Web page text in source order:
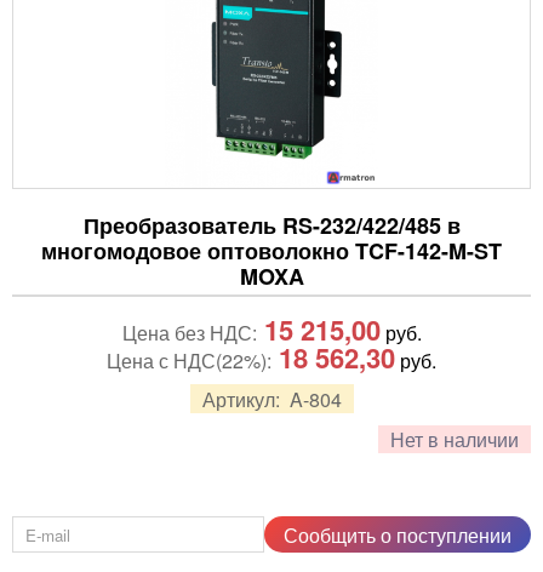
Преобразователь RS-232/422/485 в
многомодовое оптоволокно TCF-142-M-ST
MOXA
Артикул: A-804
Нет в наличии
Цена без НДС: 15 215,00руб.
Цена с НДС(22%): 18 562,30 руб.
Сообщить о поступлении